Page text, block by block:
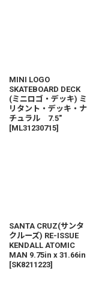
MINI LOGO
SKATEBOARD DECK
(ミニロゴ・デッキ) ミ
リタント・デッキ・ナ
チュラル 7.5"
[ML31230715]
SANTA CRUZ(サンタ
クルーズ) RE-ISSUE
KENDALL ATOMIC
MAN 9.75in x 31.66in
[SK8211223]